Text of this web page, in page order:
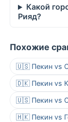
Какой
Рияд?
Похожие
🇺🇸 Пекин vs
🇩🇰 Пекин vs
🇺🇸 Пекин vs
🇭🇰 Пекин vs